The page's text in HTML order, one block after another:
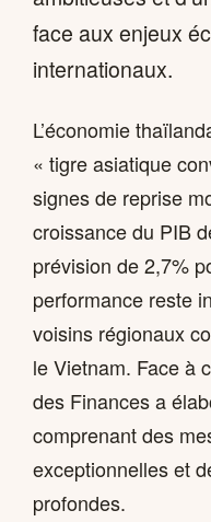
face aux enjeux
internationaux.
L’économie
« tigre asiatique
signes de reprise
croissance du PIB
prévision de 2,7%
performance reste
voisins régionaux
le Vietnam. Face à
des Finances a
comprenant des
exceptionnelles et
profondes.